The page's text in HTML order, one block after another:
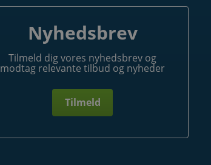
Nyhedsbrev
Tilmeld dig vores nyhedsbrev og
modtag relevante tilbud og nyheder
Tilmeld